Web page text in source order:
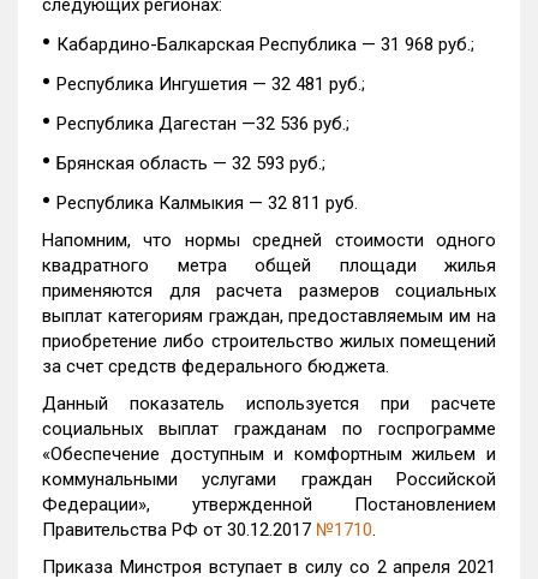
следующих регионах:
• Кабардино-Балкарская Республика — 31 968 руб.;
• Республика Ингушетия — 32 481 руб.;
• Республика Дагестан —32 536 руб.;
• Брянская область — 32 593 руб.;
• Республика Калмыкия — 32 811 руб.
Напомним, что нормы средней стоимости одного
квадратного метра общей площади жилья
применяются для расчета размеров социальных
выплат категориям граждан, предоставляемым им на
приобретение либо строительство жилых помещений
за счет средств федерального бюджета.
Данный показатель используется при расчете
социальных выплат гражданам по госпрограмме
«Обеспечение доступным и комфортным жильем и
коммунальными услугами граждан Российской
Федерации», утвержденной Постановлением
Правительства РФ от 30.12.2017 №1710.
Приказа Минстроя вступает в силу со 2 апреля 2021